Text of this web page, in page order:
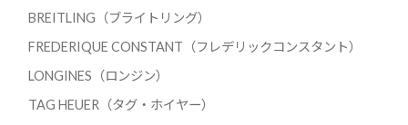
BREITLING（ブライトリング）
FREDERIQUE CONSTANT（フレデリックコンスタント）
LONGINES（ロンジン）
TAG HEUER（タグ・ホイヤー）